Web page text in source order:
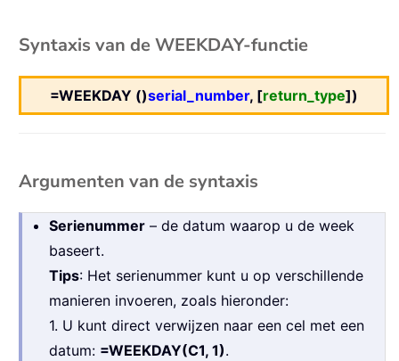
Syntaxis van de WEEKDAY-functie
=WEEKDAY ()serial_number, [return_type])
Argumenten van de syntaxis
Serienummer – de datum waarop u de week
baseert.
Tips: Het serienummer kunt u op verschillende
manieren invoeren, zoals hieronder:
1. U kunt direct verwijzen naar een cel met een
datum: =WEEKDAY(C1, 1).